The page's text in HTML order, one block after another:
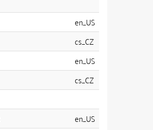
en_US
cs_CZ
en_US
cs_CZ
en_US